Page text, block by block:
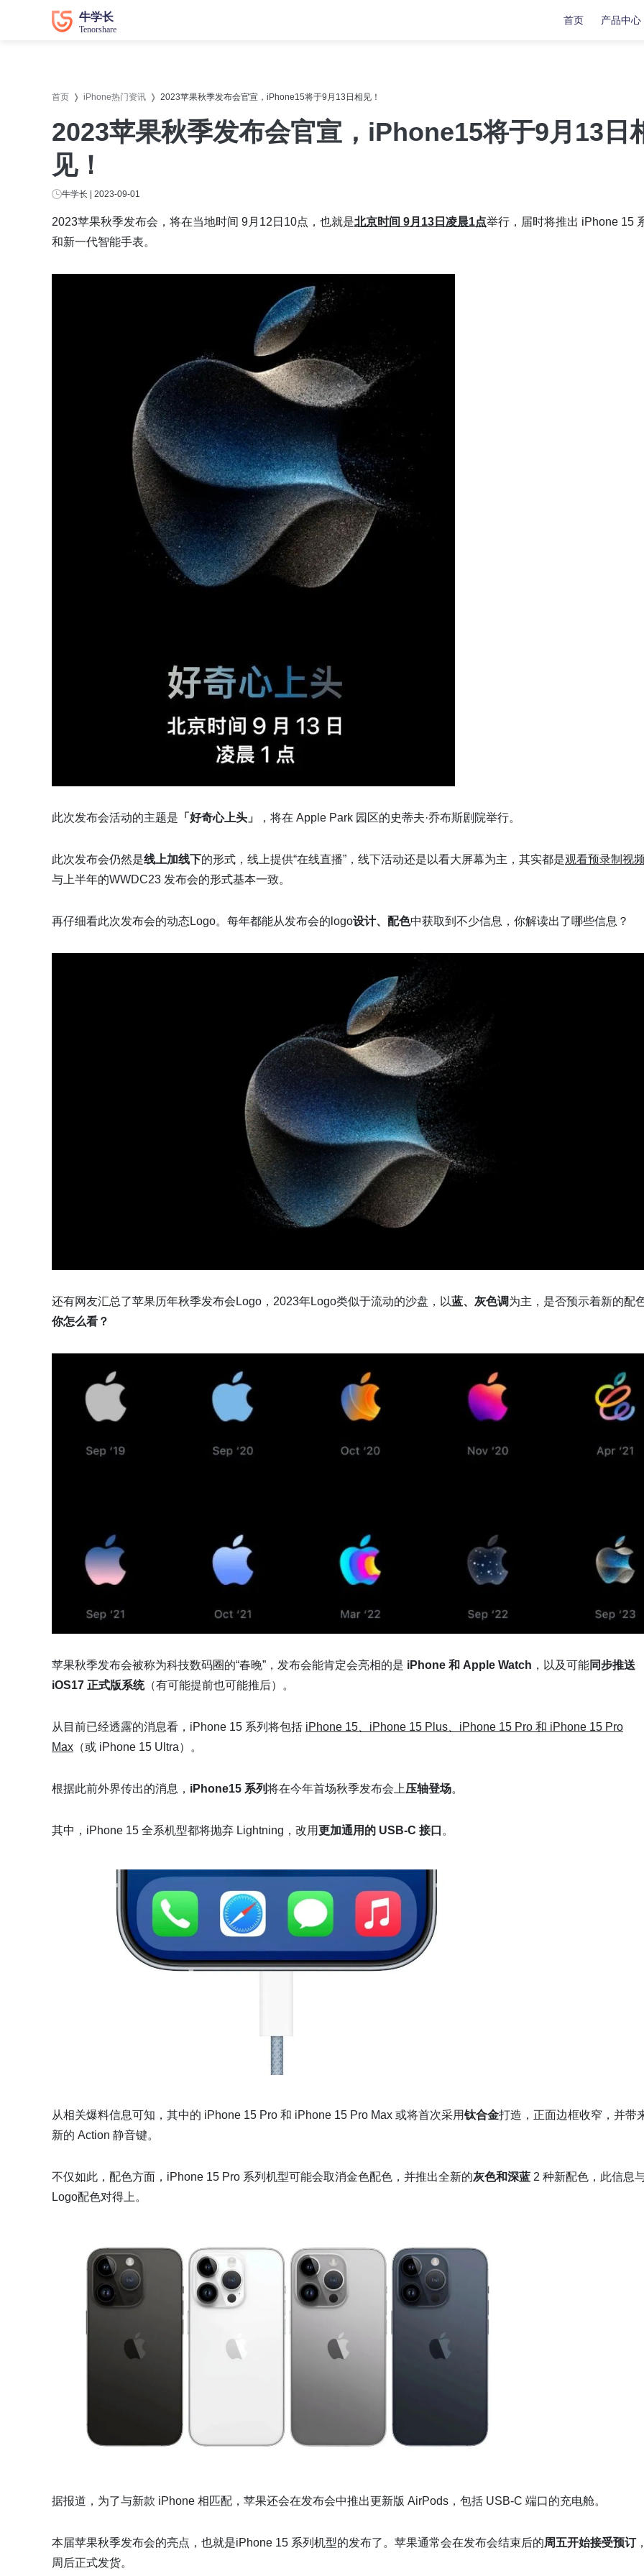
首页 产品中心
牛学长苹果数据恢复工具
牛学长安卓数据恢复工具
牛学长Windows数据恢复工具
牛学长苹果手机修复工具
牛学长安卓手机修复工具
首页 iPhone热门资讯 2023苹果秋季发布会官宣，iPhone15将于9月13日相见！
2023苹果秋季发布会官宣，iPhone15将于9月13日
见！
牛学长 | 2023-09-01
2023苹果秋季发布会，将在当地时间 9月12日10点，也就是北京时间 9月13日凌晨1点举行，届时将推出 iPhone 15
和新一代智能手表。
此次发布会活动的主题是 「好奇心上头」 ，将在 Apple Park 园区的史蒂夫·乔布斯剧院举行。
此次发布会仍然是线上加线下的形式，线上提供“在线直播”，线下活动还是以看大屏幕为主，其实都是观看预录制视
与上半年的WWDC23 发布会的形式基本一致。
再仔细看此次发布会的动态Logo。每年都能从发布会的logo设计、配色中获取到不少信息，你解读出了哪些信息？
还有网友汇总了苹果历年秋季发布会Logo，2023年Logo类似于流动的沙盘，以蓝、灰色调为主，是否预示着新的配
你怎么看？
苹果秋季发布会被称为科技数码圈的“春晚”，发布会能肯定会亮相的是 iPhone 和 Apple Watch ，以及可能同步推送
iOS17 正式版系统（有可能提前也可能推后）。
从目前已经透露的消息看，iPhone 15 系列将包括 iPhone 15、iPhone 15 Plus、iPhone 15 Pro 和 iPhone 15 Pro
Max （或 iPhone 15 Ultra）。
根据此前外界传出的消息， iPhone15 系列将在今年首场秋季发布会上压轴登场。
其中，iPhone 15 全系机型都将抛弃 Lightning，改用更加通用的 USB-C 接口 。
从相关爆料信息可知，其中的 iPhone 15 Pro 和 iPhone 15 Pro Max 或将首次采用钛合金打造，正面边框收窄，并带
新的 Action 静音键。
不仅如此，配色方面，iPhone 15 Pro 系列机型可能会取消金色配色，并推出全新的灰色和深蓝 2 种新配色，此信息
Logo配色对得上。
据报道，为了与新款 iPhone 相匹配，苹果还会在发布会中推出更新版 AirPods，包括 USB-C 端口的充电舱。
本届苹果秋季发布会的亮点，也就是iPhone 15 系列机型的发布了。苹果通常会在发布会结束后的周五开始接受预订
周后正式发货。